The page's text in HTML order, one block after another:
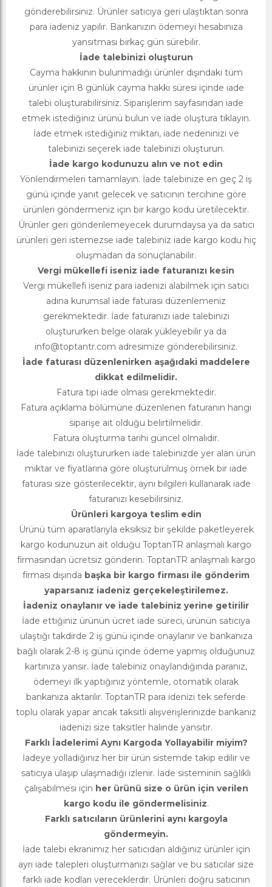
gönderebilirsiniz. Ürünler satıcıya geri ulaştıktan sonra
para iadeniz yapılır. Bankanızın ödemeyi hesabınıza
yansıtması birkaç gün sürebilir.
İade talebinizi oluşturun
Cayma hakkının bulunmadığı ürünler dışındaki tüm
ürünler için 8 günlük cayma hakkı süresi içinde iade
talebi oluşturabilirsiniz. Siparişlerim sayfasından iade
etmek istediğiniz ürünü bulun ve iade oluştura tıklayın.
İade etmek istediğiniz miktarı, iade nedeninizi ve
talebinizi seçerek iade talebinizi oluşturun.
İade kargo kodunuzu alın ve not edin
Yönlendirmeleri tamamlayın. İade talebinize en geç 2 iş
günü içinde yanıt gelecek ve satıcının tercihine göre
ürünleri göndermeniz için bir kargo kodu üretilecektir.
Ürünler geri gönderilemeyecek durumdaysa ya da satıcı
ürünleri geri istemezse iade talebiniz iade kargo kodu hiç
oluşmadan da sonuçlanabilir.
Vergi mükellefi iseniz iade faturanızı kesin
Vergi mükellefi iseniz para iadenizi alabilmek için satıcı
adına kurumsal iade faturası düzenlemeniz
gerekmektedir. İade faturanızı iade talebinizi
oluştururken belge olarak yükleyebilir ya da
info@toptantr.com adresimize gönderebilirsiniz.
İade faturası düzenlenirken aşağıdaki maddelere
dikkat edilmelidir.
Fatura tipi iade olması gerekmektedir.
Fatura açıklama bölümüne düzenlenen faturanın hangi
siparişe ait olduğu belirtilmelidir.
Fatura oluşturma tarihi güncel olmalıdır.
İade talebinizi oluştururken iade talebinizde yer alan ürün
miktar ve fiyatlarına göre oluşturulmuş örnek bir iade
faturası size gösterilecektir, aynı bilgileri kullanarak iade
faturanızı kesebilirsiniz.
Ürünleri kargoya teslim edin
Ürünü tüm aparatlarıyla eksiksiz bir şekilde paketleyerek
kargo kodunuzun ait olduğu ToptanTR anlaşmalı kargo
firmasından ücretsiz gönderin. ToptanTR anlaşmalı kargo
firması dışında başka bir kargo firması ile gönderim
yaparsanız iadeniz gerçekeleştirilemez.
İadeniz onaylanır ve iade talebiniz yerine getirilir
İade ettiğiniz ürünün ücret iade süreci, ürünün satıcıya
ulaştığı takdirde 2 iş günü içinde onaylanır ve bankanıza
bağlı olarak 2-8 iş günü içinde ödeme yapmış olduğunuz
kartınıza yansır. İade talebiniz onaylandığında paranız,
ödemeyi ilk yaptığınız yöntemle, otomatik olarak
bankanıza aktarılır. ToptanTR para idenizi tek seferde
toplu olarak yapar ancak taksitli alışverişlerinizde bankanız
iadenizi size taksitler halinde yansıtır.
Farklı İadelerimi Aynı Kargoda Yollayabilir miyim?
İadeye yolladığınız her bir ürün sistemde takip edilir ve
satıcıya ulaşıp ulaşmadığı izlenir. İade sisteminin sağlıklı
çalışabilmesi için her ürünü size o ürün için verilen
kargo kodu ile göndermelisiniz.
Farklı satıcıların ürünlerini aynı kargoyla
göndermeyin.
İade talebi ekranımız her satıcıdan aldığınız ürünler için
ayrı iade talepleri oluşturmanızı sağlar ve bu satıcılar size
farklı iade kodları vereceklerdir. Ürünleri doğru satıcının